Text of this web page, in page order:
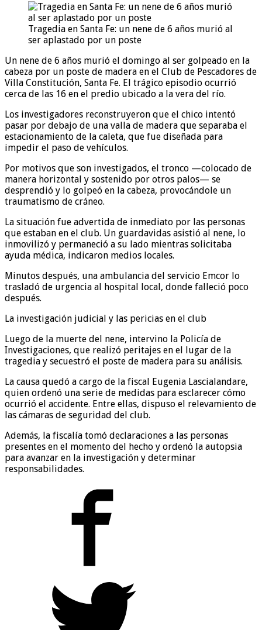
Tragedia en Santa Fe: un nene de 6 años murió al
ser aplastado por un poste
Un nene de 6 años murió el domingo al ser golpeado en la
cabeza por un poste de madera en el Club de Pescadores de
Villa Constitución, Santa Fe. El trágico episodio ocurrió
cerca de las 16 en el predio ubicado a la vera del río.
Los investigadores reconstruyeron que el chico intentó
pasar por debajo de una valla de madera que separaba el
estacionamiento de la caleta, que fue diseñada para
impedir el paso de vehículos.
Por motivos que son investigados, el tronco —colocado de
manera horizontal y sostenido por otros palos— se
desprendió y lo golpeó en la cabeza, provocándole un
traumatismo de cráneo.
La situación fue advertida de inmediato por las personas
que estaban en el club. Un guardavidas asistió al nene, lo
inmovilizó y permaneció a su lado mientras solicitaba
ayuda médica, indicaron medios locales.
Minutos después, una ambulancia del servicio Emcor lo
trasladó de urgencia al hospital local, donde falleció poco
después.
La investigación judicial y las pericias en el club
Luego de la muerte del nene, intervino la Policía de
Investigaciones, que realizó peritajes en el lugar de la
tragedia y secuestró el poste de madera para su análisis.
La causa quedó a cargo de la fiscal Eugenia Lascialandare,
quien ordenó una serie de medidas para esclarecer cómo
ocurrió el accidente. Entre ellas, dispuso el relevamiento de
las cámaras de seguridad del club.
Además, la fiscalía tomó declaraciones a las personas
presentes en el momento del hecho y ordenó la autopsia
para avanzar en la investigación y determinar
responsabilidades.